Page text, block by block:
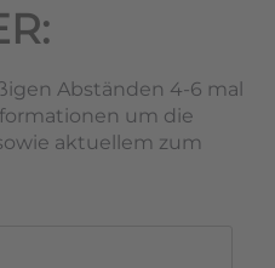
Abständen 4-6 mal
um die
aktuellem zum